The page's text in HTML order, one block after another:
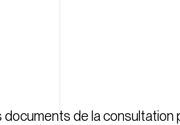
documents de la consultation